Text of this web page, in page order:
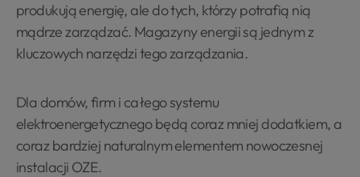
produkują energię, ale do tych, którzy potrafią nią
mądrze zarządzać. Magazyny energii są jednym z
kluczowych narzędzi tego zarządzania.
Dla domów, firm i całego systemu
elektroenergetycznego będą coraz mniej dodatkiem, a
coraz bardziej naturalnym elementem nowoczesnej
instalacji OZE.